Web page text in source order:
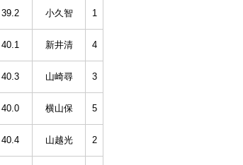
39.2 小久智 1
40.1 新井清 4
40.3 山崎尋 3
40.0 横山保 5
40.4 山越光 2